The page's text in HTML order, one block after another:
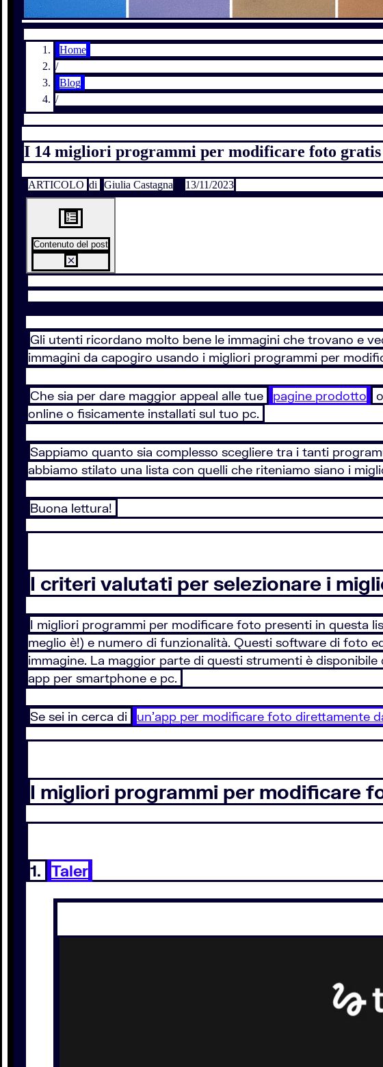
Home
/
Blog
/
I 14 migliori programmi per modificare foto gratis
ARTICOLO di Giulia Castagna 13/11/2023
Contenuto del post
Gli utenti ricordano molto bene le immagini che trovano e
immagini da capogiro usando i migliori programmi per
Che sia per dare maggior appeal alle tue pagine prodotto
online o fisicamente installati sul tuo pc.
Sappiamo quanto sia complesso scegliere tra i tanti
abbiamo stilato una lista con quelli che riteniamo siano i
Buona lettura!
I criteri valutati per selezionare i
I migliori programmi per modificare foto presenti in questa
meglio è!) e numero di funzionalità. Questi software di foto
immagine. La maggior parte di questi strumenti è
app per smartphone e pc.
Se sei in cerca di un’app per modificare foto direttamente
I migliori programmi per modificare
1. Taler